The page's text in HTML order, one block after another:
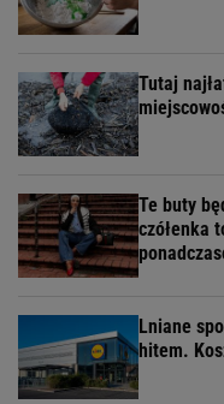
Tutaj
Te buty
czółenka
Lniane
hitem.